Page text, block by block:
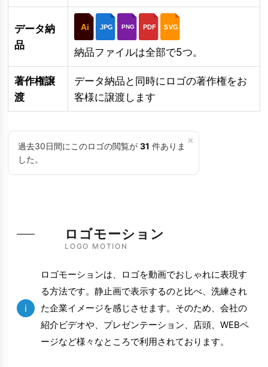
データ納
品
Ai JPG PNG PDF SVG
納品ファイルは全部で5つ。
著作権譲
渡
データ納品と同時にロゴの著作権をお
客様に譲渡します
×
過去30日間にこのロゴの閲覧が 31 件ありま
した。
LOGO MOTION
ロゴモーション
i
ロゴモーションは、ロゴを動画でおしゃれに表現す
る方法です。静止画で表示するのと比べ、洗練され
た企業イメージを感じさせます。そのため、会社の
紹介ビデオや、プレゼンテーション、店頭、WEBペ
ージなど様々なところで利用されております。